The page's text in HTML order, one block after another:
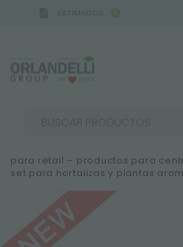
0
RESULTADOS DE LA BÚSQUEDA:
para retail – productos para
set para hortalizas y plantas